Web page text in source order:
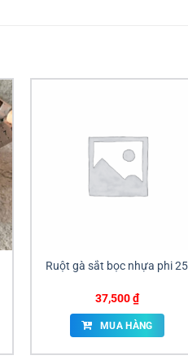
Ruột gà sắt bọc nhựa phi 25
37,500₫
MUA HÀNG